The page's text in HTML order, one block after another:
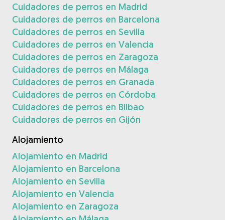
Cuidadores de perros en Madrid
Cuidadores de perros en Barcelona
Cuidadores de perros en Sevilla
Cuidadores de perros en Valencia
Cuidadores de perros en Zaragoza
Cuidadores de perros en Málaga
Cuidadores de perros en Granada
Cuidadores de perros en Córdoba
Cuidadores de perros en Bilbao
Cuidadores de perros en Gijón
Alojamiento
Alojamiento en Madrid
Alojamiento en Barcelona
Alojamiento en Sevilla
Alojamiento en Valencia
Alojamiento en Zaragoza